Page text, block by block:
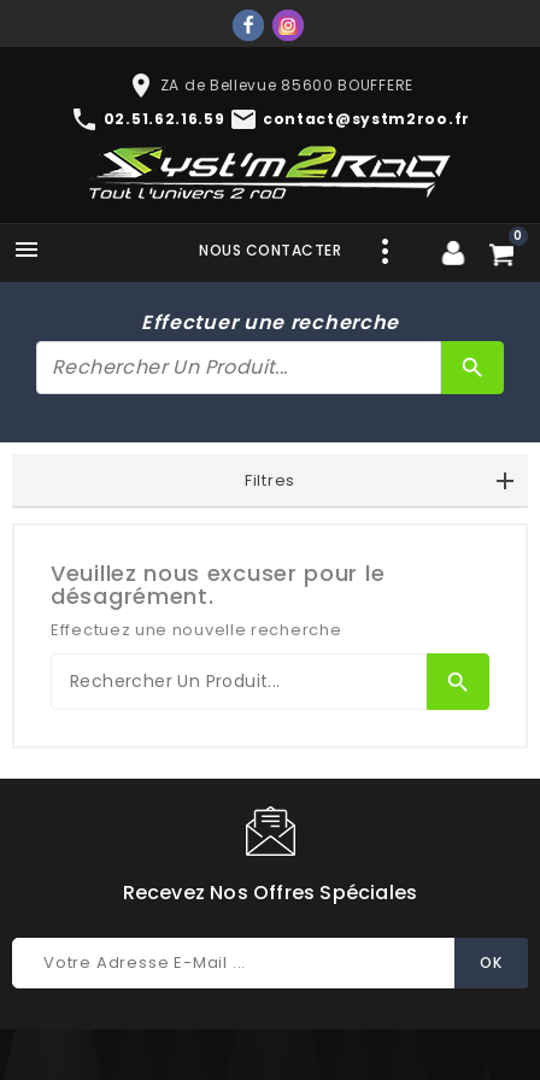
place ZA de Bellevue 85600 BOUFFERE
phone 02.51.62.16.59 mail contact@systm2roo.fr
 0
NOUS CONTACTER
Effectuer une recherche
search
Filtres
Veuillez nous excuser pour le
désagrément.
Effectuez une nouvelle recherche
search
Recevez Nos Offres Spéciales